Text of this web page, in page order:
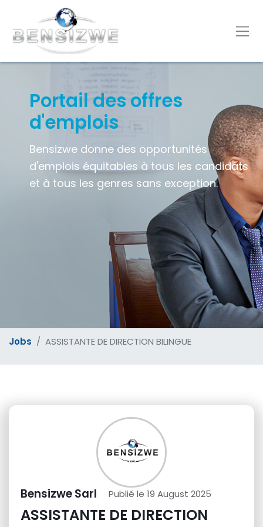
Portail des offres
d'emplois
Bensizwe donne des opportunités
d'emplois équitables à tous les candidats
et à tous les genres sans exception.
Jobs ASSISTANTE DE DIRECTION BILINGUE
Bensizwe Sarl Publié le 19 August 2025
ASSISTANTE DE DIRECTION